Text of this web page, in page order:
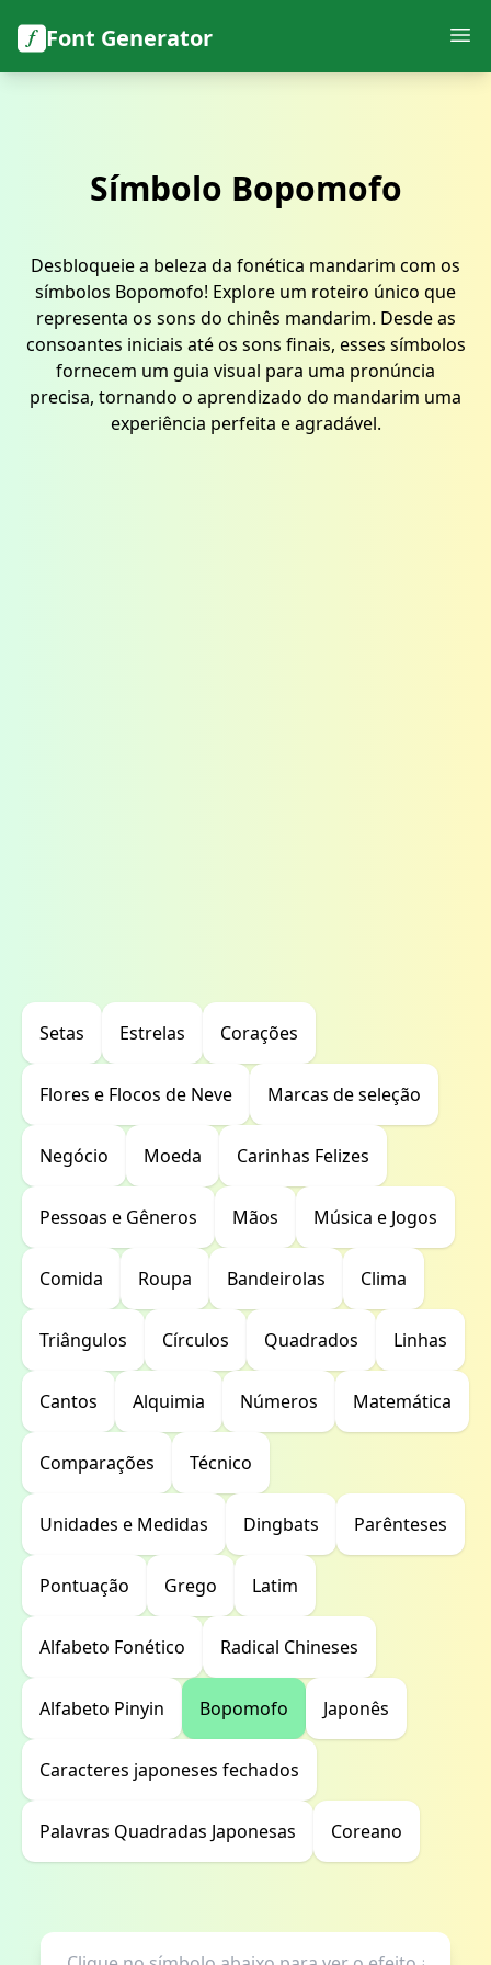
Font Generator
Símbolo Bopomofo
Desbloqueie a beleza da fonética mandarim com os
símbolos Bopomofo! Explore um roteiro único que
representa os sons do chinês mandarim. Desde as
consoantes iniciais até os sons finais, esses símbolos
fornecem um guia visual para uma pronúncia
precisa, tornando o aprendizado do mandarim uma
experiência perfeita e agradável.
Setas Estrelas Corações
Flores e Flocos de Neve Marcas de seleção
Negócio Moeda Carinhas Felizes
Pessoas e Gêneros Mãos Música e Jogos
Comida Roupa Bandeirolas Clima
Triângulos Círculos Quadrados Linhas
Cantos Alquimia Números Matemática
Comparações Técnico
Unidades e Medidas Dingbats Parênteses
Pontuação Grego Latim
Alfabeto Fonético Radical Chineses
Alfabeto Pinyin Bopomofo Japonês
Caracteres japoneses fechados
Palavras Quadradas Japonesas Coreano